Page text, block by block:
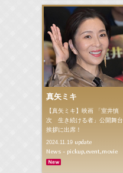
真矢ミキ
【真矢ミキ】映画 「室井慎
次 生き続ける者」公開舞台
挨拶に出席！
2024.11.19update
News - pickup,event,movie